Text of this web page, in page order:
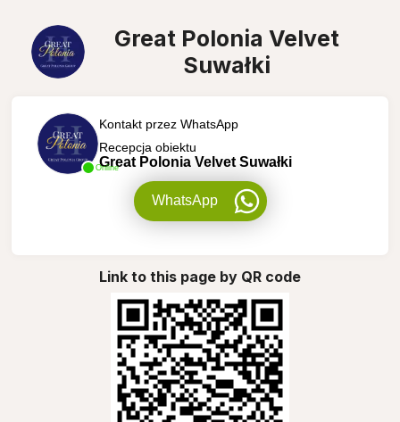
Great Polonia Velvet
Suwałki
Online
Kontakt przez WhatsApp
Recepcja obiektu
Great Polonia Velvet Suwałki
WhatsApp
Link to this page by QR code